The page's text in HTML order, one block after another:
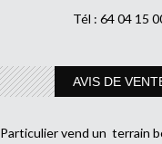
Tél : 64 04 15
AVIS DE
Particulier vend un terrain